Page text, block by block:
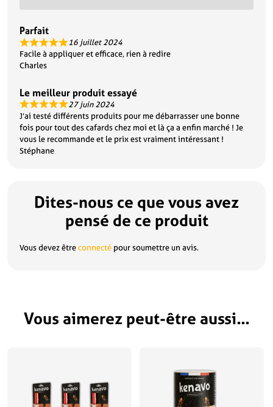
Parfait
16 juillet 2024
Facile à appliquer et efficace, rien à redire
Charles
Le meilleur produit essayé
27 juin 2024
J’ai testé différents produits pour me débarrasser une bonne
fois pour tout des cafards chez moi et là ça a enfin marché ! Je
vous le recommande et le prix est vraiment intéressant !
Stéphane
Dites-nous ce que vous avez
pensé de ce produit
Vous devez êtreconnecté pour soumettre un avis.
Vous aimerez peut-être aussi…